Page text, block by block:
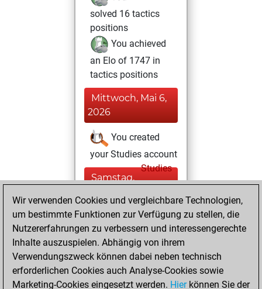
solved 16 tactics
positions
You achieved
an Elo of 1747 in
tactics positions
Mittwoch, Mai 6,
2026
You created
your Studies account
Studies
Samstag,
You played 4
blitz games
Play
You scored +0
=0 -4 in blitz
Wir verwenden Cookies und vergleichbare Technologien,
um bestimmte Funktionen zur Verfügung zu stellen, die
Nutzererfahrungen zu verbessern und interessengerechte
Inhalte auszuspielen. Abhängig von ihrem
Verwendungszweck können dabei neben technisch
erforderlichen Cookies auch Analyse-Cookies sowie
Marketing-Cookies eingesetzt werden. Hierkönnen Sie der